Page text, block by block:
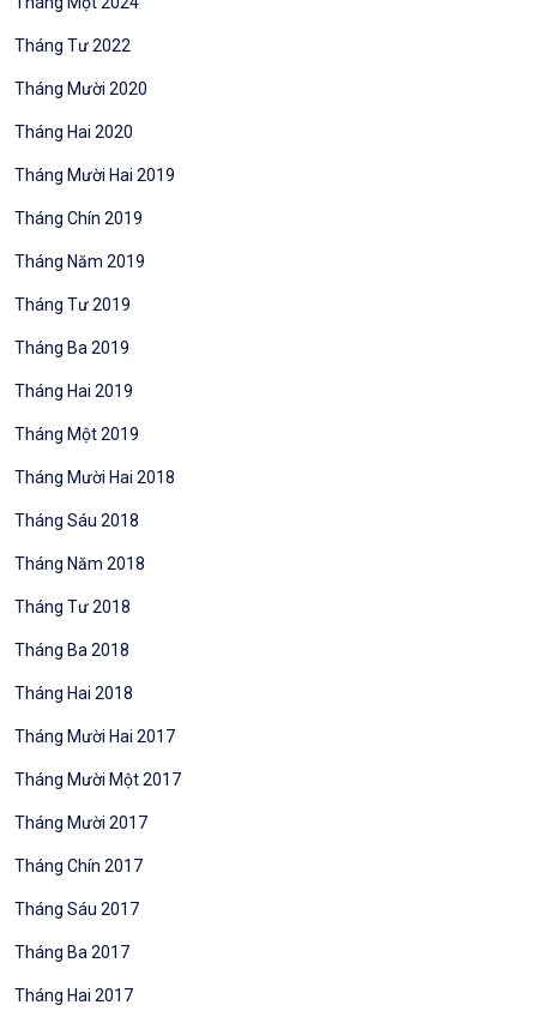
Tháng Tư 2022
Tháng Mười 2020
Tháng Hai 2020
Tháng Mười Hai 2019
Tháng Chín 2019
Tháng Năm 2019
Tháng Tư 2019
Tháng Ba 2019
Tháng Hai 2019
Tháng Một 2019
Tháng Mười Hai 2018
Tháng Sáu 2018
Tháng Năm 2018
Tháng Tư 2018
Tháng Ba 2018
Tháng Hai 2018
Tháng Mười Hai 2017
Tháng Mười Một 2017
Tháng Mười 2017
Tháng Chín 2017
Tháng Sáu 2017
Tháng Ba 2017
Tháng Hai 2017